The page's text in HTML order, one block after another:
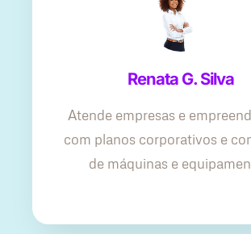
Renata G. Silva
Atende empresas e
com planos corporativos e
de máquinas e